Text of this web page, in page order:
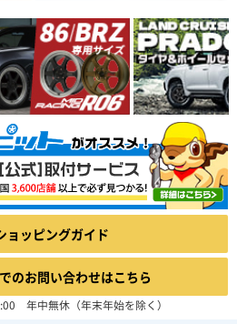
ョッピングガイド
のお問い合わせはこちら
年中無休（年末年始を除く）